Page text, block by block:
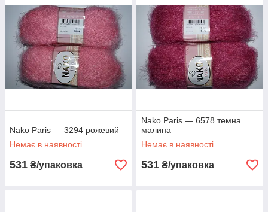
Nako Paris — 3294 рожевий
Немає в наявності
531 ₴/упаковка
Nako Paris — 6578 темна
малина
Немає в наявності
531 ₴/упаковка